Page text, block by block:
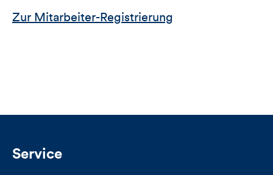
Zur Mitarbeiter-Registrierung
Service